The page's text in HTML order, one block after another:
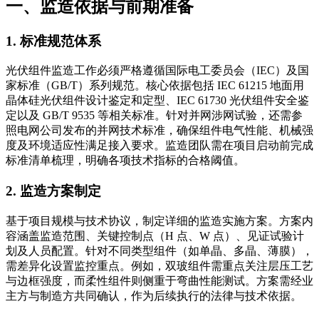
一、监造依据与前期准备
1. 标准规范体系
光伏组件监造工作必须严格遵循国际电工委员会（IEC）及国
家标准（GB/T）系列规范。核心依据包括 IEC 61215 地面用
晶体硅光伏组件设计鉴定和定型、IEC 61730 光伏组件安全鉴
定以及 GB/T 9535 等相关标准。针对并网涉网试验，还需参
照电网公司发布的并网技术标准，确保组件电气性能、机械强
度及环境适应性满足接入要求。监造团队需在项目启动前完成
标准清单梳理，明确各项技术指标的合格阈值。
2. 监造方案制定
基于项目规模与技术协议，制定详细的监造实施方案。方案内
容涵盖监造范围、关键控制点（H 点、W 点）、见证试验计
划及人员配置。针对不同类型组件（如单晶、多晶、薄膜），
需差异化设置监控重点。例如，双玻组件需重点关注层压工艺
与边框强度，而柔性组件则侧重于弯曲性能测试。方案需经业
主方与制造方共同确认，作为后续执行的法律与技术依据。